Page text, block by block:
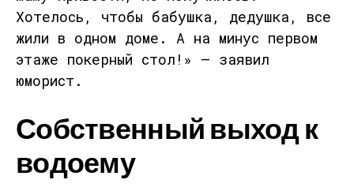
Хотелось, чтобы бабушка, дедушка, все
жили в одном доме. А на минус первом
этаже покерный стол!» — заявил
юморист.
Собственный выход к
водоему